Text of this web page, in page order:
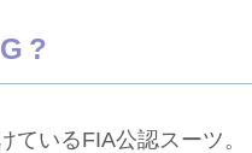
いるFIA公認スーツ。